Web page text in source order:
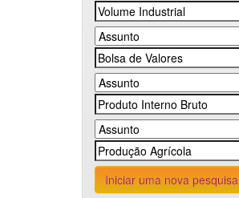
Iniciar uma nova pesquisa